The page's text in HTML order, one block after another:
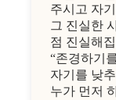
주시고 자
그 진실한
점 진실해
“존경하기
자기를 낮
누가 먼저